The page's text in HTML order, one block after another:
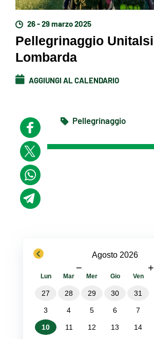
26 - 29 marzo 2025
Pellegrinaggio Unitalsi
Lombarda
AGGIUNGI AL CALENDARIO
Pellegrinaggio
previous Agosto 2026
− +
Lun Mar Mer Gio Ven
27 28 29 30 31
3 4 5 6 7
10 11 12 13 14